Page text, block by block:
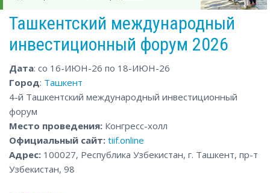
Ташкентский международный
инвестиционный форум 2026
Дата: со 16-ИЮН-26 по 18-ИЮН-26
Город: Ташкент
4-й Ташкентский международный инвестиционный
форум
Место проведения: Конгресс-холл
Официальный сайт: tiif.online
Адрес: 100027, Республика Узбекистан, г. Ташкент, пр-т
Узбекистан, 98